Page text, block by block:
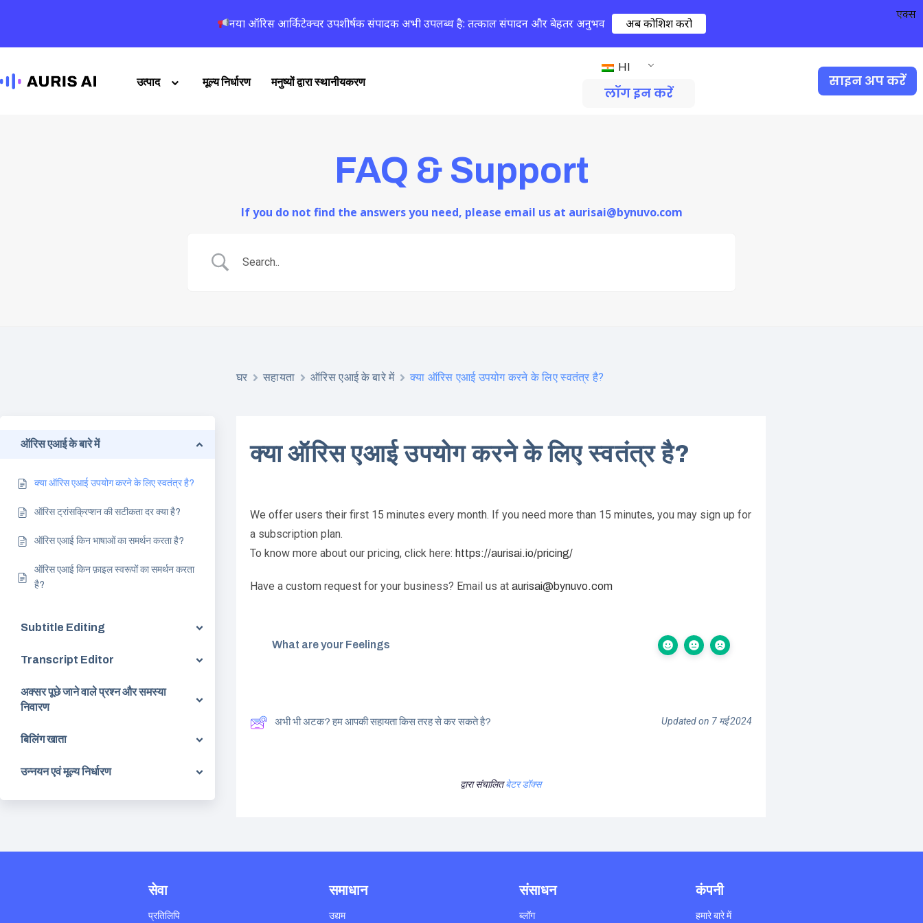
उत्पाद मूल्य निर्धारण मनुष्यों द्वारा स्थानीयकरण
HI
लॉग इन करें
साइन अप करें
FAQ & Support
If you do not find the answers you need, please email us at aurisai@bynuvo.com
ऑरिस एआई के बारे में
क्या ऑरिस एआई उपयोग करने के लिए स्वतंत्र है?
ऑरिस ट्रांसक्रिप्शन की सटीकता दर क्या है?
ऑरिस एआई किन भाषाओं का समर्थन करता है?
ऑरिस एआई किन फ़ाइल स्वरूपों का समर्थन करता
है?
Subtitle Editing
Transcript Editor
अक्सर पूछे जाने वाले प्रश्न और समस्या
निवारण
बिलिंग खाता
उन्नयन एवं मूल्य निर्धारण
घर सहायता ऑरिस एआई के बारे में क्या ऑरिस एआई उपयोग करने के लिए स्वतंत्र है?
क्या ऑरिस एआई उपयोग करने के लिए स्वतंत्र है?
We offer users their first 15 minutes every month. If you need more than 15 minutes, you may sign up for
a subscription plan.
To know more about our pricing, click here: https://aurisai.io/pricing/
Have a custom request for your business? Email us at aurisai@bynuvo.com
What are your Feelings
अभी भी अटक? हम आपकी सहायता किस तरह से कर सकते है? Updated on 7 मई 2024
द्वारा संचालितबेटर डॉक्स
सेवा
प्रतिलिपि
समाधान
उद्यम
संसाधन
ब्लॉग
कंपनी
हमारे बारे में
नया ऑरिस आर्किटेक्चर उपशीर्षक संपादक अभी उपलब्ध है: तत्काल संपादन और बेहतर अनुभव अब कोशिश करो
एक्स